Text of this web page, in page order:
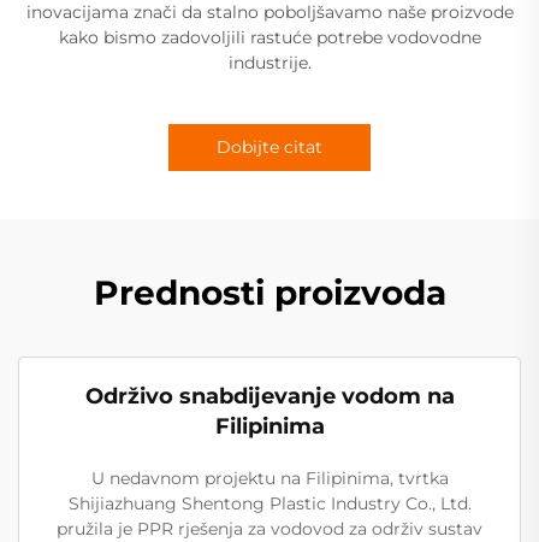
inovacijama znači da stalno poboljšavamo naše proizvode
kako bismo zadovoljili rastuće potrebe vodovodne
industrije.
Dobijte citat
Prednosti proizvoda
Održivo snabdijevanje vodom na
Filipinima
U nedavnom projektu na Filipinima, tvrtka
Shijiazhuang Shentong Plastic Industry Co., Ltd.
pružila je PPR rješenja za vodovod za održiv sustav